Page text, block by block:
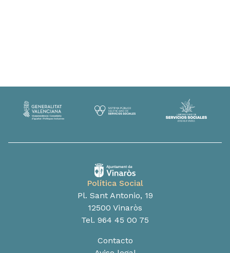
Política Social
Pl. Sant Antonio, 19
12500 Vinaròs
Tel. 964 45 00 75
Contacto